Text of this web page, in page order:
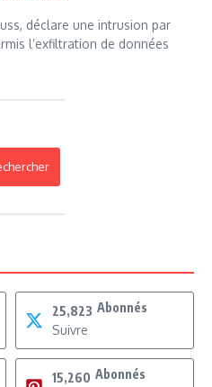
déclare une intrusion par
l’exfiltration de données
25,823 Abonnés
Suivre
15,260 Abonnés